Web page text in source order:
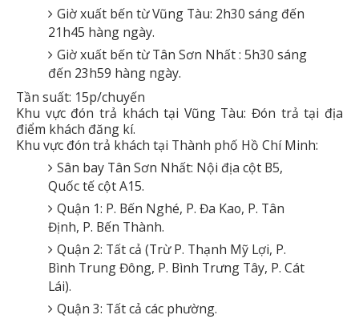
Giờ xuất bến từ Vũng Tàu: 2h30 sáng đến
21h45 hàng ngày.
Giờ xuất bến từ Tân Sơn Nhất : 5h30 sáng
đến 23h59 hàng ngày.
Tần suất: 15p/chuyến
Khu vực đón trả khách tại Vũng Tàu: Đón trả tại địa
điểm khách đăng kí.
Khu vực đón trả khách tại Thành phố Hồ Chí Minh:
Sân bay Tân Sơn Nhất: Nội địa cột B5,
Quốc tế cột A15.
Quận 1: P. Bến Nghé, P. Đa Kao, P. Tân
Định, P. Bến Thành.
Quận 2: Tất cả (Trừ P. Thạnh Mỹ Lợi, P.
Bình Trung Đông, P. Bình Trưng Tây, P. Cát
Lái).
Quận 3: Tất cả các phường.